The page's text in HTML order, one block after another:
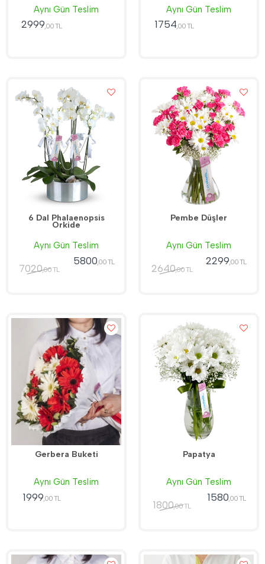
Aynı Gün Teslim
2999 ,00 TL
Aynı Gün Teslim
1754 ,00 TL
6 Dal Phalaenopsis
Orkide
Aynı Gün Teslim
7020,00 TL
5800,00 TL
Pembe Düşler
Aynı Gün Teslim
2640,00 TL
2299,00 TL
Gerbera Buketi
Aynı Gün Teslim
1999,00 TL
Papatya
Aynı Gün Teslim
1800,00 TL
1580,00 TL